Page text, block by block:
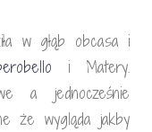
w głąb obcasa i
i Matery.
a jednocześnie
że wygląda jakby